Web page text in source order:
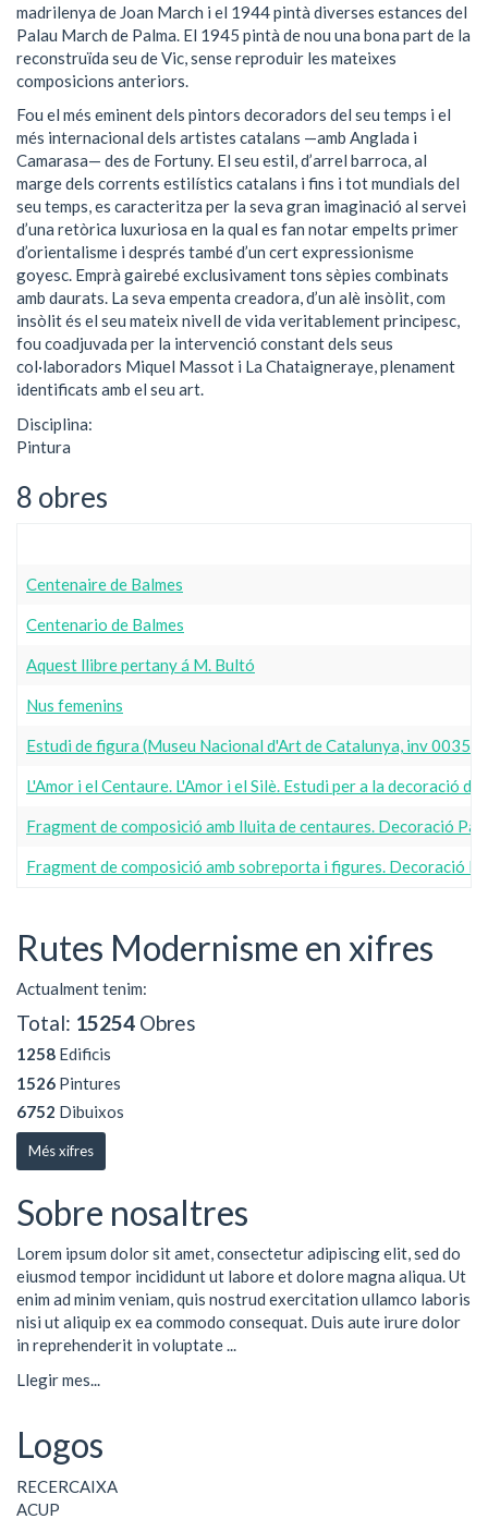
madrilenya de Joan March i el 1944 pintà diverses estances del
Palau March de Palma. El 1945 pintà de nou una bona part de la
reconstruïda seu de Vic, sense reproduir les mateixes
composicions anteriors.
Fou el més eminent dels pintors decoradors del seu temps i el
més internacional dels artistes catalans —amb Anglada i
Camarasa— des de Fortuny. El seu estil, d’arrel barroca, al
marge dels corrents estilístics catalans i fins i tot mundials del
seu temps, es caracteritza per la seva gran imaginació al servei
d’una retòrica luxuriosa en la qual es fan notar empelts primer
d’orientalisme i després també d’un cert expressionisme
goyesc. Emprà gairebé exclusivament tons sèpies combinats
amb daurats. La seva empenta creadora, d’un alè insòlit, com
insòlit és el seu mateix nivell de vida veritablement principesc,
fou coadjuvada per la intervenció constant dels seus
col·laboradors Miquel Massot i La Chataigneraye, plenament
identificats amb el seu art.
Disciplina:
Pintura
8 obres
Centenaire de Balmes
Centenario de Balmes
Aquest llibre pertany á M. Bultó
Nus femenins
Estudi de figura (Museu Nacional d'Art de Catalunya, inv
L'Amor i el Centaure. L'Amor i el Silè. Estudi per a la decoració
Fragment de composició amb lluita de centaures. Decoració
Fragment de composició amb sobreporta i figures. Decoració
Rutes Modernisme en xifres
Actualment tenim:
Total: 15254 Obres
1258 Edificis
1526 Pintures
6752 Dibuixos
Més xifres
Sobre nosaltres
Lorem ipsum dolor sit amet, consectetur adipiscing elit, sed do
eiusmod tempor incididunt ut labore et dolore magna aliqua. Ut
enim ad minim veniam, quis nostrud exercitation ullamco laboris
nisi ut aliquip ex ea commodo consequat. Duis aute irure dolor
in reprehenderit in voluptate ...
Llegir mes...
Logos
RECERCAIXA
ACUP